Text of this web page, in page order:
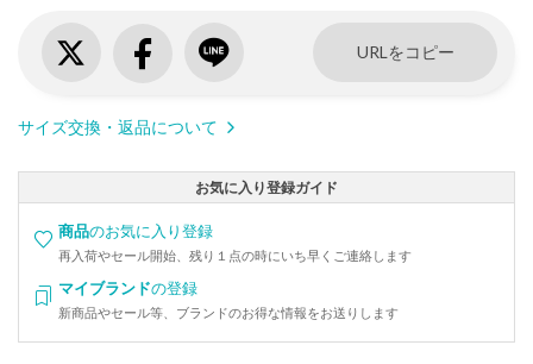
URLをコピー
サイズ交換・返品について
お気に入り登録ガイド
商品のお気に入り登録
再入荷やセール開始、残り１点の時にいち早くご連絡します
マイブランドの登録
新商品やセール等、ブランドのお得な情報をお送りします